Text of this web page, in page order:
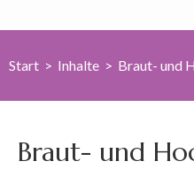
Start > Inhalte > Braut- und
Braut- und